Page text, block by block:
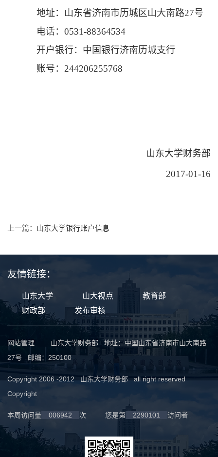
地址：山东省济南市历城区山大南路27号
电话： 0531-88364534
开户银行：中国银行济南历城支行
账号： 244206255768
山东大学财务部
2017-01-16
上一篇：山东大学银行账户信息
友情链接：
山东大学 山大视点
教育部
财政部
发布审核
网站管理
山东大学财务部 地址：中国山东省济南市山大南路
27号 邮编：250100
Copyright 2006 -2012 山东大学财务部 all right reserved
Copyright
本周访问量 006942 次 您是第 2290101 访问者